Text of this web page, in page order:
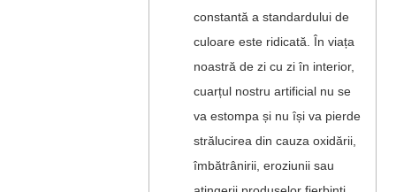
constantă a standardului de
culoare este ridicată. În viața
noastră de zi cu zi în interior,
cuarțul nostru artificial nu se
va estompa și nu își va pierde
strălucirea din cauza oxidării,
îmbătrânirii, eroziunii sau